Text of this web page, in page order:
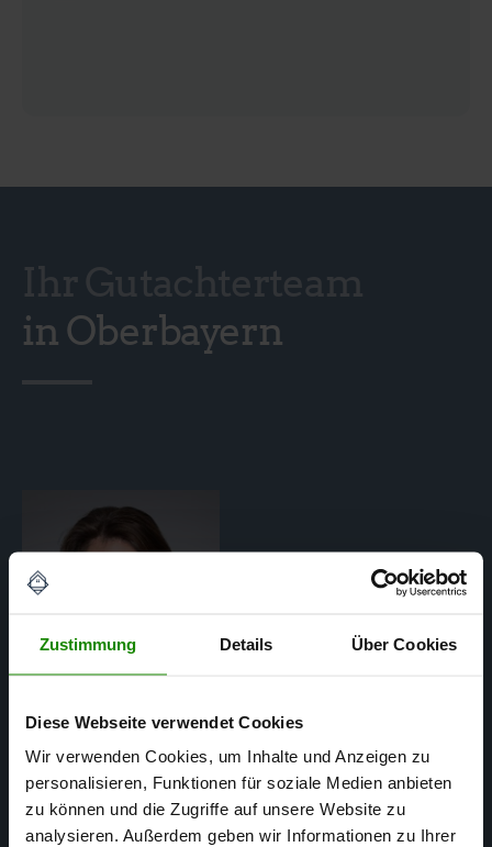
Zustimmung Details Über Cookies
Diese Webseite verwendet Cookies
Wir verwenden Cookies, um Inhalte und Anzeigen zu
personalisieren, Funktionen für soziale Medien anbieten
zu können und die Zugriffe auf unsere Website zu
analysieren. Außerdem geben wir Informationen zu Ihrer
in Oberbayern
Julie Brandt-Pollmann
DEKRA ZERTIFIZIERTE SACHVERSTÄNDIGE FÜR